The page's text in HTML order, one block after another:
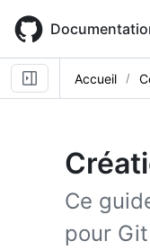
main
content
Accueil
Ce
pour